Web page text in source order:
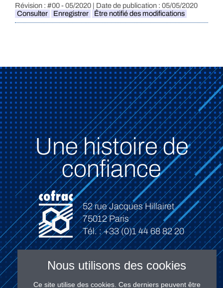
Révision : #00 - 05/2020 | Date de publication : 05/05/2020
Consulter
Enregistrer Être notifié des modifications
Une histoire de
confiance
52 rue Jacques Hillairet
75012 Paris
Tél. : +33 (0)1 44 68 82 20
Nous utilisons des cookies
Ce site utilise des cookies. Ces derniers peuvent être